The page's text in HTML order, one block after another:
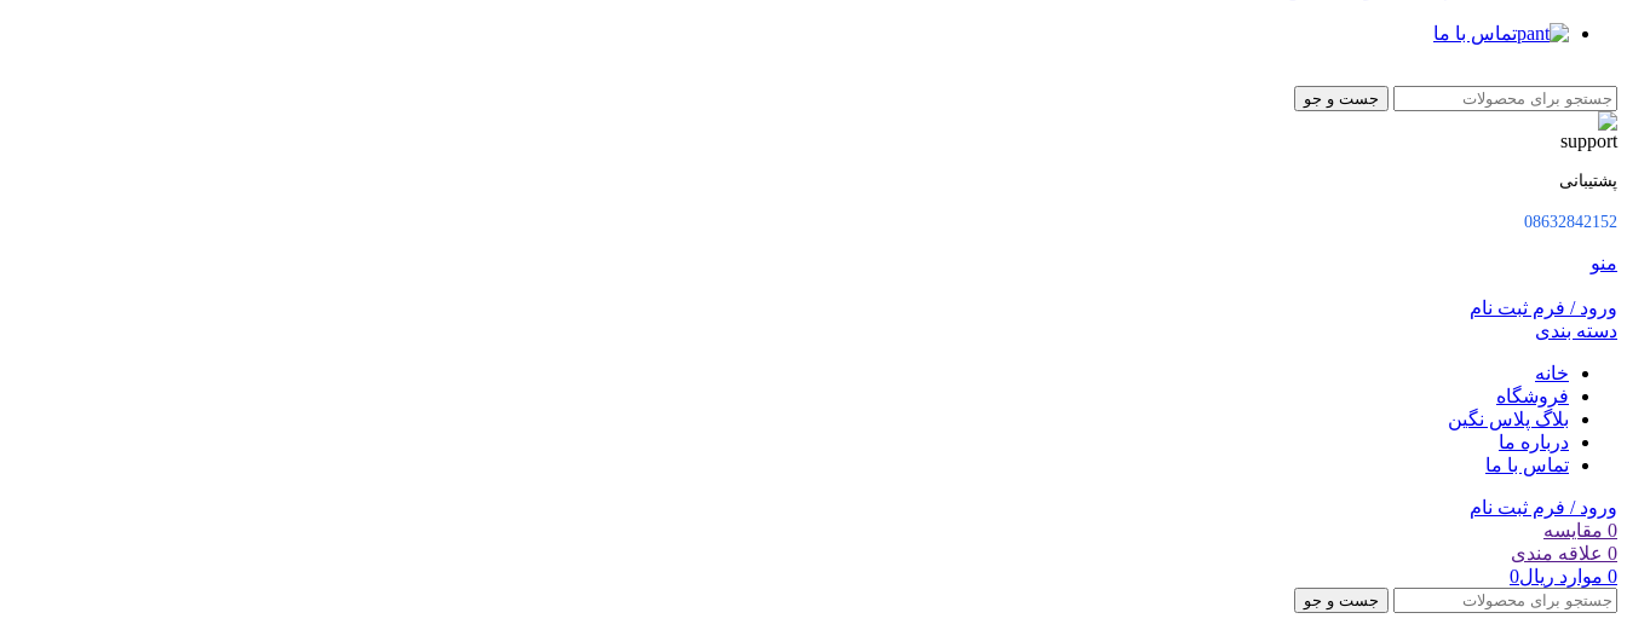
تماس با ما
جست و جو
پشتیبانی
08632842152
منو
ورود / فرم ثبت نام
دسته بندی
خانه
فروشگاه
بلاگ پلاس نگین
درباره ما
تماس با ما
ورود / فرم ثبت نام
0 مقایسه
0 علاقه مندی
0 موارد ریال0
جست و جو